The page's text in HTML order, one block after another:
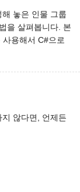
놓은 인물 그룹
을 살펴봅니다. 본
사용해서 C#으로
않다면, 언제든